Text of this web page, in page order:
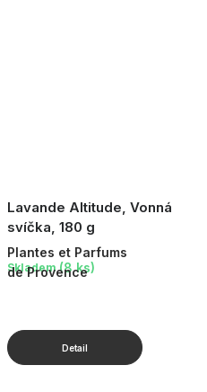
Lavande Altitude, Vonná
svíčka, 180 g
Plantes et Parfums
de Provence
Skladem (8 ks)